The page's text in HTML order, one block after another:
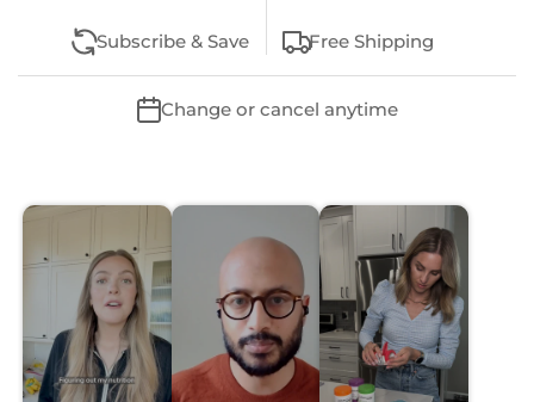
Subscribe & Save Free Shipping
Change or cancel anytime